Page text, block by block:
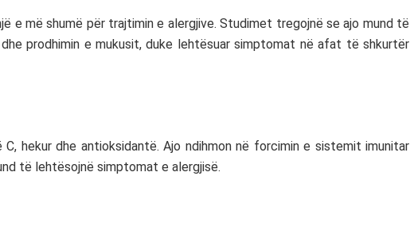
e më shumë për trajtimin e alergjive. Studimet tregojnë se ajo mund të
prodhimin e mukusit, duke lehtësuar simptomat në afat të shkurtër
hekur dhe antioksidantë. Ajo ndihmon në forcimin e sistemit imunitar
të lehtësojnë simptomat e alergjisë.